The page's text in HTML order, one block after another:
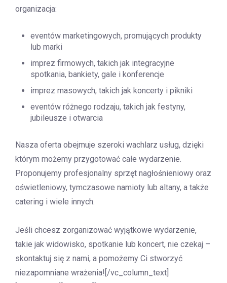
organizacja:
eventów marketingowych, promujących produkty
lub marki
imprez firmowych, takich jak integracyjne
spotkania, bankiety, gale i konferencje
imprez masowych, takich jak koncerty i pikniki
eventów różnego rodzaju, takich jak festyny,
jubileusze i otwarcia
Nasza oferta obejmuje szeroki wachlarz usług, dzięki
którym możemy przygotować całe wydarzenie.
Proponujemy profesjonalny sprzęt nagłośnieniowy oraz
oświetleniowy, tymczasowe namioty lub altany, a także
catering i wiele innych.
Jeśli chcesz zorganizować wyjątkowe wydarzenie,
takie jak widowisko, spotkanie lub koncert, nie czekaj –
skontaktuj się z nami, a pomożemy Ci stworzyć
niezapomniane wrażenia![/vc_column_text]